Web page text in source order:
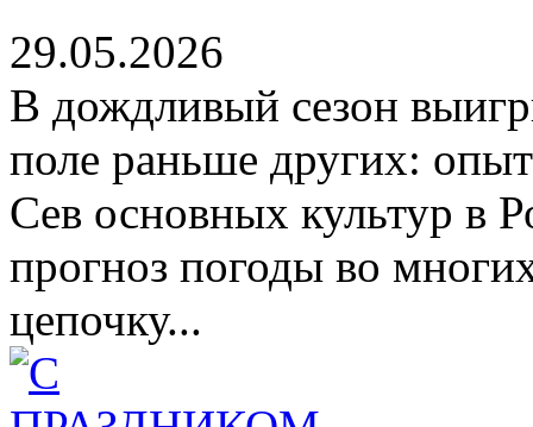
29.05.2026
В дождливый сезон
поле раньше других:
Сев основных культур в
прогноз погоды во
цепочку...